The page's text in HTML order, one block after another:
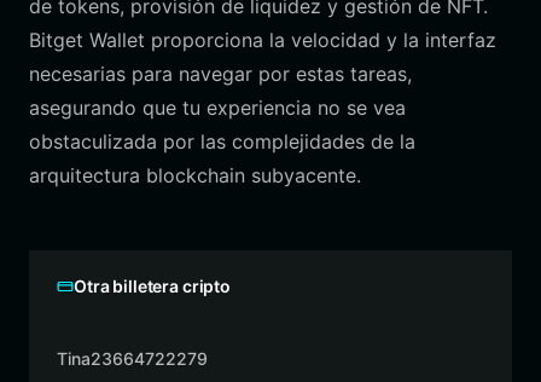
de tokens, provisión de liquidez y gestión de NFT.
Bitget Wallet proporciona la velocidad y la interfaz
necesarias para navegar por estas tareas,
asegurando que tu experiencia no se vea
obstaculizada por las complejidades de la
arquitectura blockchain subyacente.
Otra billetera cripto
Tina23664722279